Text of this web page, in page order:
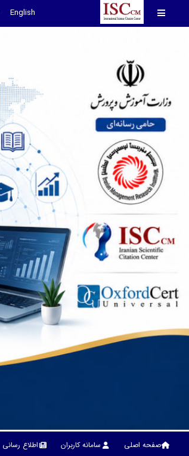
English
صفحه اصلی سامانه کاربران اطلاع رسانی